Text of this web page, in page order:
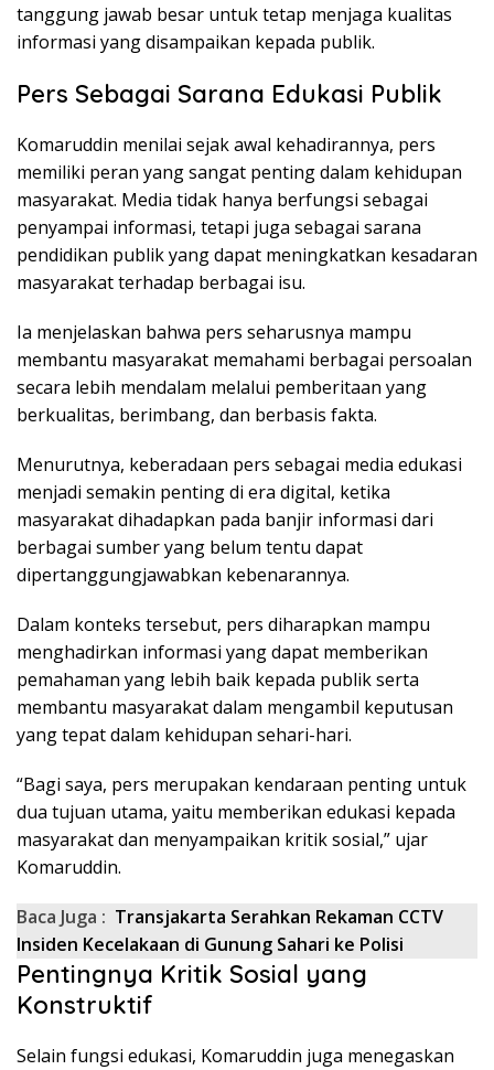
tanggung jawab besar untuk tetap menjaga kualitas
informasi yang disampaikan kepada publik.
Pers Sebagai Sarana Edukasi Publik
Komaruddin menilai sejak awal kehadirannya, pers
memiliki peran yang sangat penting dalam kehidupan
masyarakat. Media tidak hanya berfungsi sebagai
penyampai informasi, tetapi juga sebagai sarana
pendidikan publik yang dapat meningkatkan kesadaran
masyarakat terhadap berbagai isu.
Ia menjelaskan bahwa pers seharusnya mampu
membantu masyarakat memahami berbagai persoalan
secara lebih mendalam melalui pemberitaan yang
berkualitas, berimbang, dan berbasis fakta.
Menurutnya, keberadaan pers sebagai media edukasi
menjadi semakin penting di era digital, ketika
masyarakat dihadapkan pada banjir informasi dari
berbagai sumber yang belum tentu dapat
dipertanggungjawabkan kebenarannya.
Dalam konteks tersebut, pers diharapkan mampu
menghadirkan informasi yang dapat memberikan
pemahaman yang lebih baik kepada publik serta
membantu masyarakat dalam mengambil keputusan
yang tepat dalam kehidupan sehari-hari.
“Bagi saya, pers merupakan kendaraan penting untuk
dua tujuan utama, yaitu memberikan edukasi kepada
masyarakat dan menyampaikan kritik sosial,” ujar
Komaruddin.
Baca Juga : Transjakarta Serahkan Rekaman CCTV
Insiden Kecelakaan di Gunung Sahari ke Polisi
Pentingnya Kritik Sosial yang
Konstruktif
Selain fungsi edukasi, Komaruddin juga menegaskan